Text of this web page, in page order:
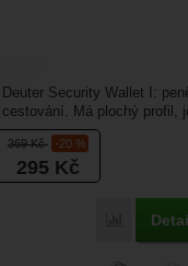
369Kč -20 %
295 Kč
Porovnat
Deuter Security Wallet I:
cestování. Má plochý profil,
materiálu a výborně...